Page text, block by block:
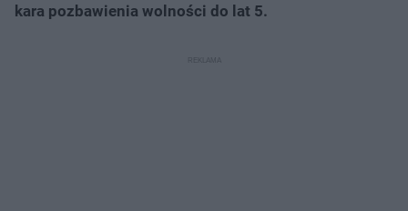
kara pozbawienia wolności do lat 5.